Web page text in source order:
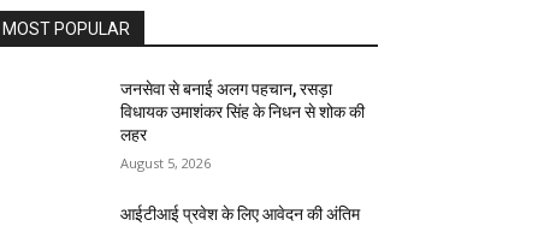
MOST POPULAR
जनसेवा से बनाई अलग पहचान, रसड़ा
विधायक उमाशंकर सिंह के निधन से शोक की
लहर
August 5, 2026
आईटीआई प्रवेश के लिए आवेदन की अंतिम